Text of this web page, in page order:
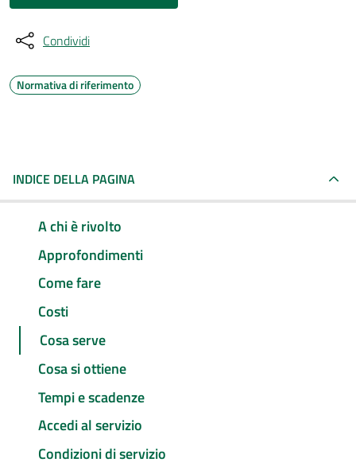
Condividi
Normativa di riferimento
INDICE DELLA PAGINA
A chi è rivolto
Approfondimenti
Come fare
Costi
Cosa serve
Cosa si ottiene
Tempi e scadenze
Accedi al servizio
Condizioni di servizio